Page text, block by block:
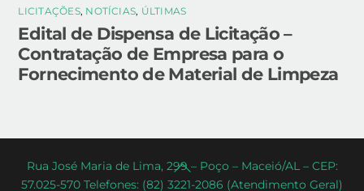
LICITAÇÕES, NOTÍCIAS, ÚLTIMAS
Edital de Dispensa de Licitação –
Contratação de Empresa para o
Fornecimento de Material de Limpeza
Back
To
Rua José Maria de Lima, 299 – Poço – Maceió/AL – CEP:
57.025-570 Telefones: (82) 3221-2086 (Atendimento Geral)